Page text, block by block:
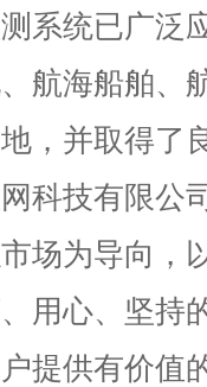
系统已广泛
航海船舶、
，并取得了
科技有限公
场为导向，
用心、坚持
提供有价值